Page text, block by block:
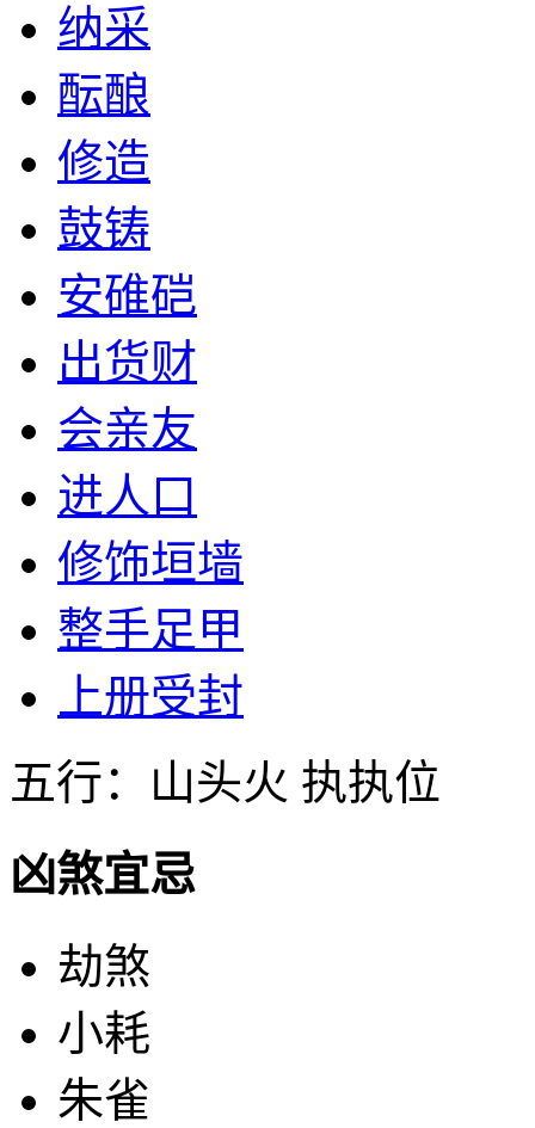
纳采
酝酿
修造
鼓铸
安碓硙
出货财
会亲友
进人口
修饰垣墙
整手足甲
上册受封
五行：山头火 执执位
凶煞宜忌
劫煞
小耗
朱雀